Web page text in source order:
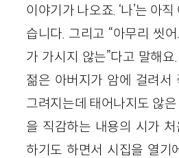
이야기가 나오죠. ‘나’는 아
습니다. 그리고 “아무리 씻
가 가시지 않는”다고 말해
젊은 아버지가 암에 걸려서
그려지는데 태어나지도 않
을 직감하는 내용의 시가
하기도 하면서 시집을 열기